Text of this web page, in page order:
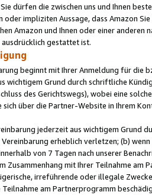
dürfen die zwischen uns und Ihnen
oder impliziten Aussage, dass Amazon
Amazon und Ihnen oder einer
gestattet ist.
beginnt mit Ihrer Anmeldung für die
wichtigem Grund durch schriftliche
des Gerichtswegs), wobei eine
sich über die Partner-Website in Ihrem
jederzeit aus wichtigem Grund
erheblich verletzen; (b)
von 7 Tagen nach unserer
Zusammenhang mit Ihrer Teilnahme am
irreführende oder illegale
am Partnerprogramm